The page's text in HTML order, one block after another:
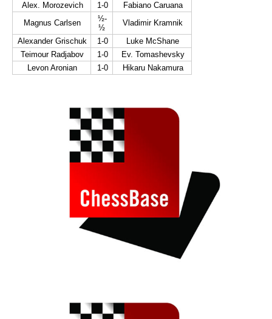
Alex. Morozevich
1-0
Fabiano Caruana
Magnus Carlsen
½-
½
Vladimir Kramnik
Alexander Grischuk
1-0
Luke McShane
Teimour Radjabov
1-0
Ev. Tomashevsky
Levon Aronian
1-0 Hikaru Nakamura